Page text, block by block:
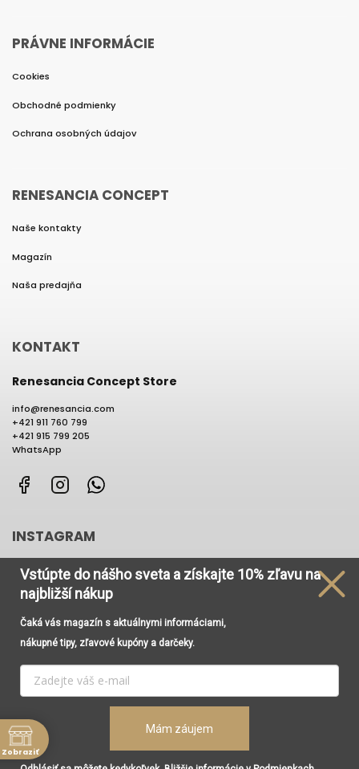
Používame cookies, aby sme Vám umožnili pohodlné
prehliadanie webu a vďaka analýze prevádzky webu
neustále zlepšovali jeho funkcie, výkon a použiteľnosť. Viac
informácií nájdete v odkaze
ochrany osobných údajov.
PRÁVNE INFORMÁCIE
Cookies
Obchodné podmienky
Ochrana osobných údajov
RENESANCIA CONCEPT
Naše kontakty
Magazín
Naša predajňa
KONTAKT
Renesancia Concept Store
info@renesancia.com
+421 911 760 799
+421 915 799 205
WhatsApp
FacebookInstagram
INSTAGRAM
Vytvoril Shoptet
Copyright 2026 Renesancia Concept Store
vyhradené.
Upraviť nastavenie cookies
Grafický návrh vytvořil a nakódovalShoptak.cz
Zobraziť
Vstúpte do nášho sveta a získajte 10% zľavu na
najbližší nákup
Čaká vás magazín s aktuálnymi informáciami,
nákupné tipy, zľavové kupóny a darčeky.
Mám záujem